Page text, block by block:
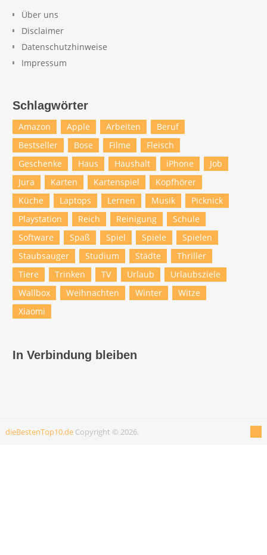
Über uns
Disclaimer
Datenschutzhinweise
Impressum
Schlagwörter
Amazon Apple Arbeiten
Beruf
Bestseller
Bose Filme
Fleisch
Geschenke
Haus Haushalt iPhone
Job
Jura
Karten Kartenspiel
Kopfhörer
Küche
Laptops Lernen Musik
Picknick
Playstation
Reich Reinigung
Schule
Software
Spaß Spiel Spiele
Spielen
Staubsauger
Studium Städte
Thriller
Tiere
Trinken TV Urlaub
Urlaubsziele
Wallbox
Weihnachten Winter
Witze
Xiaomi
In Verbindung bleiben
dieBestenTop10.deCopyright © 2026.